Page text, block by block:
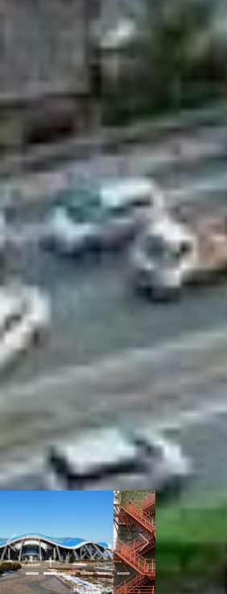
приобретения, что для
аренды. Оно дороже, чем в
Хабаровске. К примеру,
стоимость однокомнатной
квартиры в новостройке на
48,6 кв.м. составляет 11
млн рублей. А в
Хабаровске на ул. Фрунзе
за новую однокомнатную
квартиру в 60 кв.м. вы
отдадите 5 млн рублей.
Стоимость однокомнатной
квартиры во вторичном
жилье в центре города на
30,3 кв.м. на ул.
Семёновской составляет
8,1 млн рублей. Сравним с
Хабаровском –
однокомнатная квартира
на 30 кв.м., почти напротив
площади Ленина, стоит 4,9
млн рублей.
Если говорить про съём
жилья, то в Хабаровске
можно снять
однокомнатную с отличным
ремонтом в центре за 25
тысяч рублей, то
аналогичную во
Владивостоке – за 45
тысяч рублей в месяц.
Previous Next